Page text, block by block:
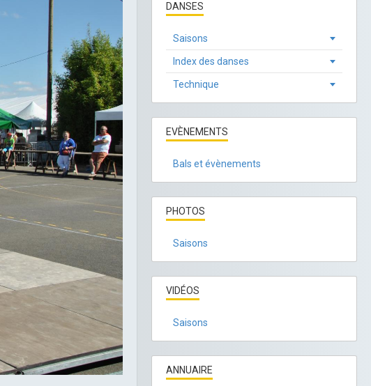
DANSES
Saisons
Index des danses
Technique
EVÈNEMENTS
Bals et évènements
PHOTOS
Saisons
VIDÉOS
Saisons
ANNUAIRE